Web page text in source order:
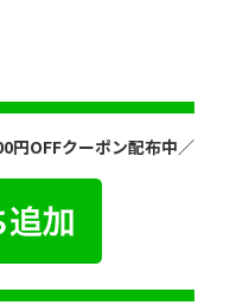
円OFFクーポン配布中／